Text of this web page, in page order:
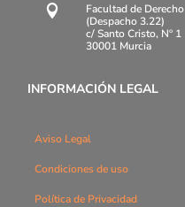

Facultad de Derecho
(Despacho 3.22)
c/ Santo Cristo, Nº 1
30001 Murcia
INFORMACIÓN LEGAL
Aviso Legal
Condiciones de uso
Política de Privacidad